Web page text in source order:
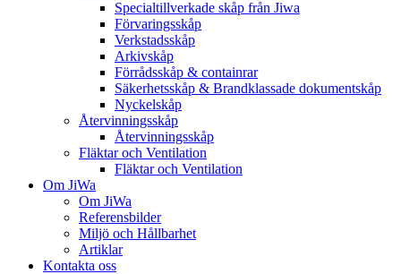
Specialtillverkade skåp från Jiwa
Förvaringsskåp
Verkstadsskåp
Arkivskåp
Förrådsskåp & containrar
Säkerhetsskåp & Brandklassade dokumentskåp
Nyckelskåp
Återvinningsskåp
Återvinningsskåp
Fläktar och Ventilation
Fläktar och Ventilation
Om JiWa
Om JiWa
Referensbilder
Miljö och Hållbarhet
Artiklar
Kontakta oss